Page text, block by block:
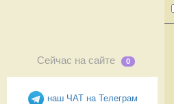
Сейчас на сайте 0
наш ЧАТ на Телеграм